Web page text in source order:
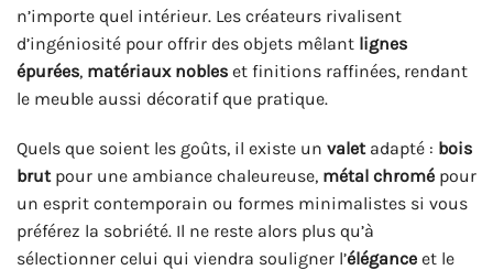
n’importe quel intérieur. Les créateurs rivalisent
d’ingéniosité pour offrir des objets mêlant lignes
épurées, matériaux nobles et finitions raffinées, rendant
le meuble aussi décoratif que pratique.
Quels que soient les goûts, il existe un valetadapté : bois
brutpour une ambiance chaleureuse, métal chromé pour
un esprit contemporain ou formes minimalistes si vous
préférez la sobriété. Il ne reste alors plus qu’à
sélectionner celui qui viendra souligner l’élégance et le